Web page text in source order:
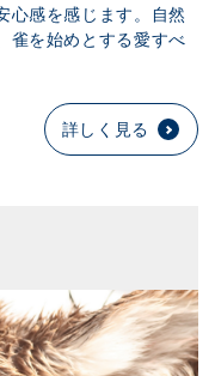
心感を感じます。自然
雀を始めとする愛すべ
詳しく見る